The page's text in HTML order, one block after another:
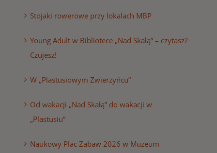
Stojaki rowerowe przy lokalach MBP
Young Adult w Bibliotece „Nad Skałą” – czytasz?
Czujesz!
W „Plastusiowym Zwierzyńcu”
Od wakacji „Nad Skałą” do wakacji w
„Plastusiu”
Naukowy Plac Zabaw 2026 w Muzeum